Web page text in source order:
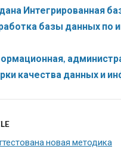
Интегрированная
базы данных по
качества данных и
новая методика